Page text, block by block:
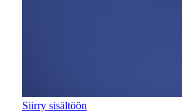
Siirry sisältöön